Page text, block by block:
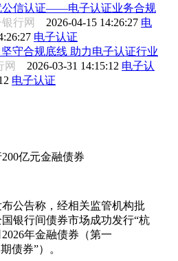
公信认证——电子认证业务合规
银行网 2026-04-15 14:26:27 电
电子认证
守合规底线 助力电子认证行业
网 2026-03-31 14:15:12 电子认
电子认证
亿元金融债券
公告称，经相关监管机构批
银行间债券市场成功发行“杭
年金融债券（第一
债券”）。